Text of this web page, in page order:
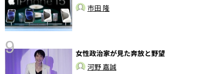
市田 隆
9
女性政治家が見た奔放と野望
河野 嘉誠